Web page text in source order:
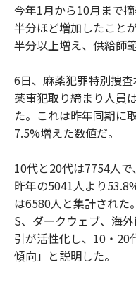
今年1月から10月まで
半分ほど増加したこと
半分以上増え、供給師
6日、麻薬犯罪特別捜
薬事犯取り締まり人員
た。これは昨年同期に
7.5%増えた数値だ。
10代と20代は7754人で
昨年の5041人より
は6580人と集計された
S、ダークウェブ、海
引が活性化し、10・20
傾向」と説明した。